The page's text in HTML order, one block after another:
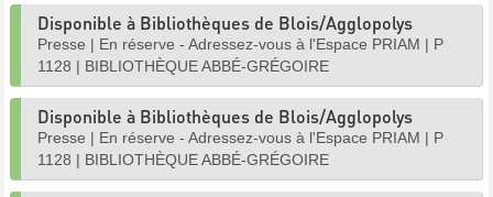
Disponible à Bibliothèques de Blois/Agglopolys
Presse | En réserve - Adressez-vous à l'Espace PRIAM | P
1128 | BIBLIOTHÈQUE ABBÉ-GRÉGOIRE
Disponible à Bibliothèques de Blois/Agglopolys
Presse | En réserve - Adressez-vous à l'Espace PRIAM | P
1128 | BIBLIOTHÈQUE ABBÉ-GRÉGOIRE